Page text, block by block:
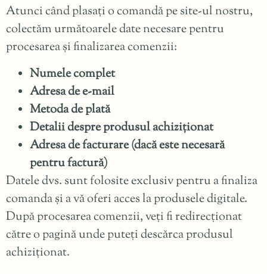
Atunci când plasați o comandă pe site-ul nostru,
colectăm următoarele date necesare pentru
procesarea și finalizarea comenzii:
Numele complet
Adresa de e-mail
Metoda de plată
Detalii despre produsul achiziționat
Adresa de facturare (dacă este necesară
pentru factură)
Datele dvs. sunt folosite exclusiv pentru a finaliza
comanda și a vă oferi acces la produsele digitale.
După procesarea comenzii, veți fi redirecționat
către o pagină unde puteți descărca produsul
achiziționat.